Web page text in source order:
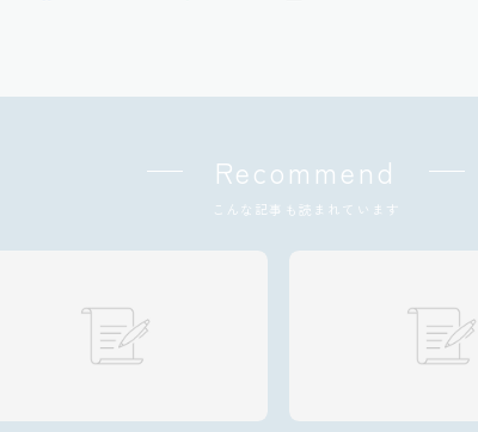
Recommend
こんな記事も読まれています